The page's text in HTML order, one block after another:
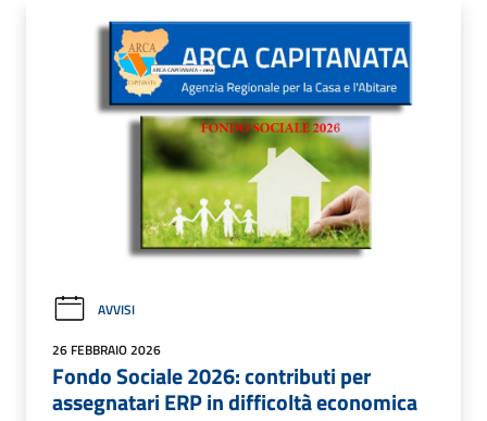
AVVISI
26 FEBBRAIO 2026
Fondo Sociale 2026: contributi per
assegnatari ERP in difficoltà economica